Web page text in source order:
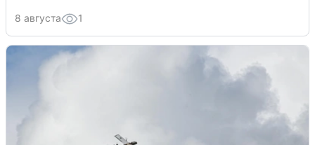
8 августа 1